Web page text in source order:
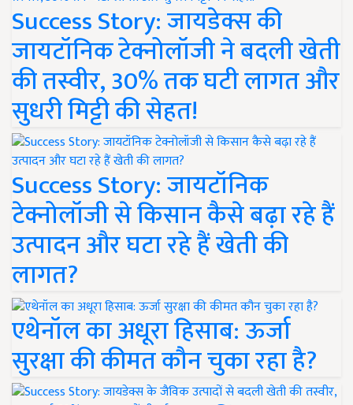
Success Story: जायडेक्स की
जायटॉनिक टेक्नोलॉजी ने बदली खेती
की तस्वीर, 30% तक घटी लागत और
सुधरी मिट्टी की सेहत!
Success Story: जायटॉनिक
टेक्नोलॉजी से किसान कैसे बढ़ा रहे हैं
उत्पादन और घटा रहे हैं खेती की
लागत?
एथेनॉल का अधूरा हिसाब: ऊर्जा
सुरक्षा की कीमत कौन चुका रहा है?